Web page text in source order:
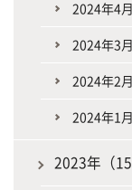
2024年4月
2024年3月
2024年2
2024年1月
2023年（